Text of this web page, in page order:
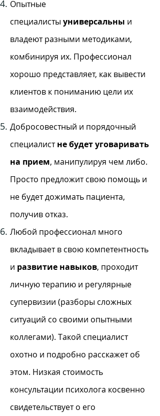
Опытные
специалисты универсальны и
владеют разными методиками,
комбинируя их. Профессионал
хорошо представляет, как вывести
клиентов к пониманию цели их
взаимодействия.
Добросовестный и порядочный
специалистне будет уговаривать
на прием, манипулируя чем либо.
Просто предложит свою помощь и
не будет дожимать пациента,
получив отказ.
Любой профессионал много
вкладывает в свою компетентность
и развитие навыков, проходит
личную терапию и регулярные
супервизии (разборы сложных
ситуаций со своими опытными
коллегами). Такой специалист
охотно и подробно расскажет об
этом. Низкая стоимость
консультации психолога косвенно
свидетельствует о его